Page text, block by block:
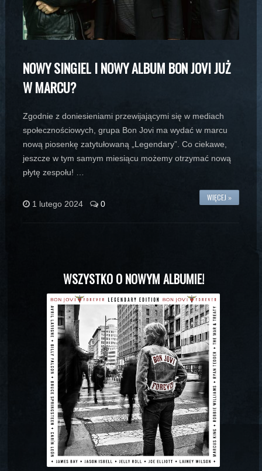
NOWY SINGIEL I NOWY ALBUM BON JOVI JUŻ
W MARCU?
Zgodnie z doniesieniami przewijającymi się w mediach
społecznościowych, grupa Bon Jovi ma wydać w marcu
nową piosenkę zatytułowaną „Legendary”. Co ciekawe,
jeszcze w tym samym miesiącu możemy otrzymać nową
płytę zespołu! …
WIĘCEJ »
1 lutego 2024 0
WSZYSTKO O NOWYM ALBUMIE!